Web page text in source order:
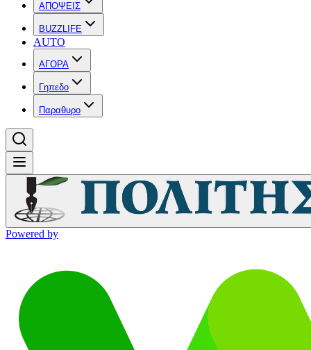
ΑΠΟΨΕΙΣ
BUZZLIFE
AUTO
ΑΓΟΡΑ
Γηπεδο
Παραθυρο
Powered by